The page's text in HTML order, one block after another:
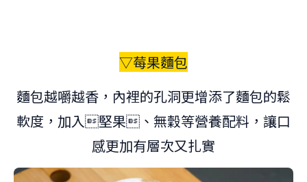
▽莓果麵包
麵包越嚼越香，內裡的孔洞更增添了麵包的鬆
軟度，加入堅果、無穀等營養配料，讓口
感更加有層次又扎實